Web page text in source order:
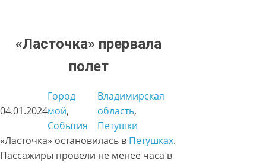
«Ласточка» прервала
полет
04.01.2024
Город
мой
События
Владимирская
область
Петушки
«Ласточка» остановилась в Петушках.
Пассажиры провели не менее часа в